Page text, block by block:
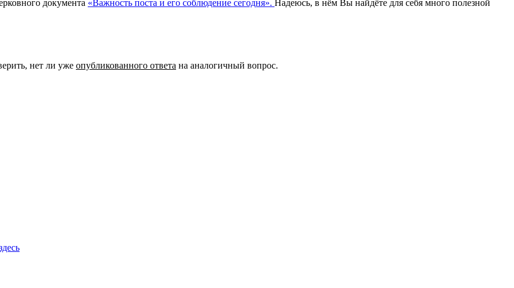
документа «Важность поста и его соблюдение сегодня». Надеюсь, в нём Вы найдёте для себя много полезной
нет ли уже опубликованного ответа на аналогичный вопрос.